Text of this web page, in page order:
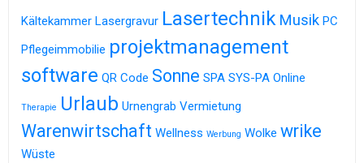
Kältekammer Lasergravur Lasertechnik Musik PC
Pflegeimmobilie projektmanagement
software QR Code Sonne SPA SYS-PA Online
Therapie Urlaub Urnengrab Vermietung
Warenwirtschaft Wellness Werbung Wolke wrike
Wüste